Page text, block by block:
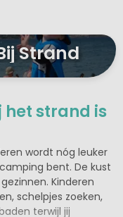
Strand
strand is
wordt nóg leuker
bent. De kust
Kinderen
schelpjes zoeken,
terwijl jij